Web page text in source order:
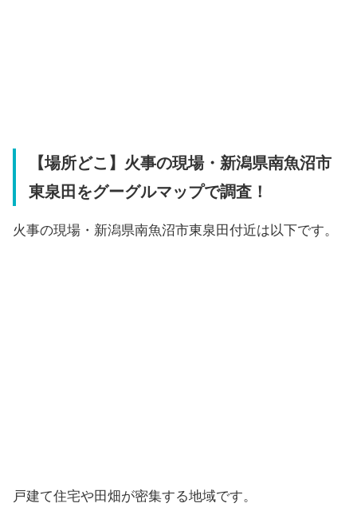
【場所どこ】火事の現場・新潟県南魚沼市
東泉田をグーグルマップで調査！
火事の現場・新潟県南魚沼市東泉田付近は以下です。
戸建て住宅や田畑が密集する地域です。